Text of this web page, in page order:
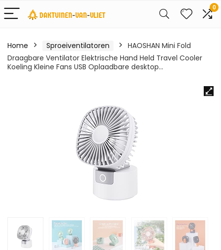
0
Home Sproeiventilatoren
HAOSHAN Mini Fold
Draagbare Ventilator Elektrische Hand Held Travel Cooler
Koeling Kleine Fans USB Oplaadbare desktop…